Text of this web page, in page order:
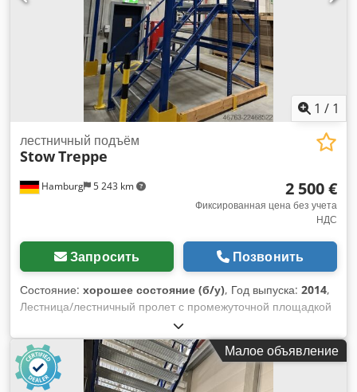
1 / 1
Hamburg 5 243 km
лестничный подъём
StowTreppe
2 500 €
Фиксированная цена без учета
НДС
Запросить Позвонить
Состояние: хорошее состояние (б/у), Год выпуска: 2014,
Лестница/лестничный пролет с промежуточной площадкой
– б/у: Цена: 2 500 евро (без НДС), демонтирована,
упакована и готова к погрузке на месте нахождения! Поз.
12 Производитель: Stow Тип: неизвестен Dedpfx Agezqz
Smsmswa Год выпуска: 2014 От уровня земли до
Малое объявление